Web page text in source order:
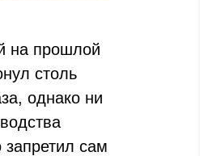
на прошлой
столь
однако ни
запретил сам